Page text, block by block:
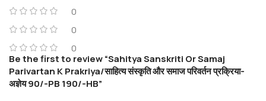
0
0
0
Be the first to review “Sahitya Sanskriti Or Samaj
Parivartan K Prakriya/साहित्य संस्कृति और समाज परिवर्तन प्रक्रिया-
अज्ञेय 90/-PB 190/-HB”